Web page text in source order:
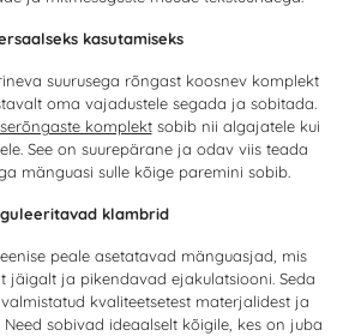
kasutamiseks
suurusega rõngast koosnev komplekt
oma vajadustele segada ja sobitada.
komplektsobib nii algajatele kui
See on suurepärane ja odav viis teada
mänguasi sulle kõige paremini sobib.
klambrid
peale asetatavad mänguasjad, mis
jäigalt ja pikendavad ejakulatsiooni. Seda
kvaliteetsetest materjalidest ja
sobivad ideaalselt kõigile, kes on juba